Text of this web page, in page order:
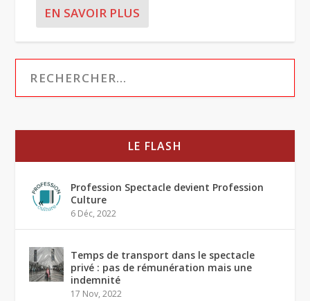
EN SAVOIR PLUS
LE FLASH
Profession Spectacle devient Profession
Culture
6 Déc, 2022
Temps de transport dans le spectacle
privé : pas de rémunération mais une
indemnité
17 Nov, 2022